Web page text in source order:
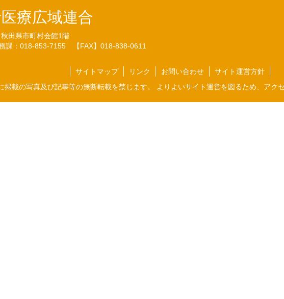
療広域連合
秋田県市町村会館1階
課：018-853-7155 【FAX】018-838-0611
サイトマップ リンク お問い合わせ
サイト運営方針
掲載の写真及び記事等の無断転載を禁じます。 よりよいサイト運営を図るため、アク